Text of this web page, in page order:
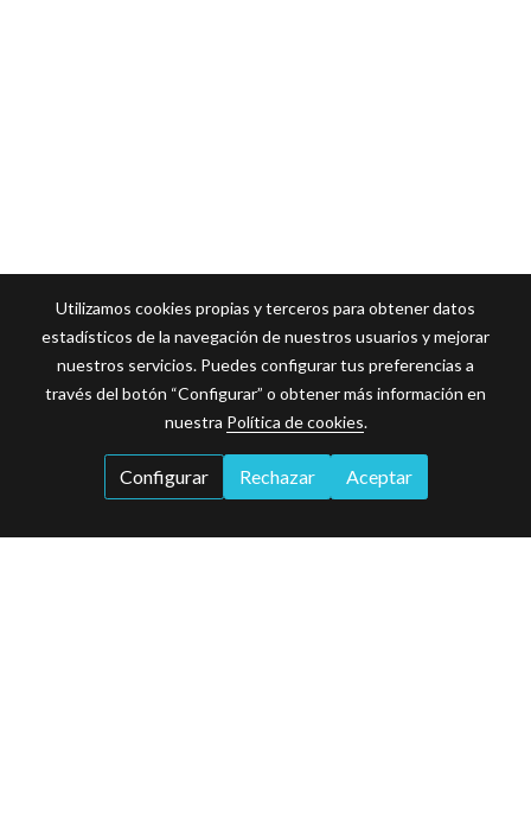
Utilizamos cookies propias y terceros para obtener datos
estadísticos de la navegación de nuestros usuarios y mejorar
nuestros servicios. Puedes configurar tus preferencias a
través del botón “Configurar” o obtener más información en
nuestra Política de cookies.
Configurar Rechazar Aceptar